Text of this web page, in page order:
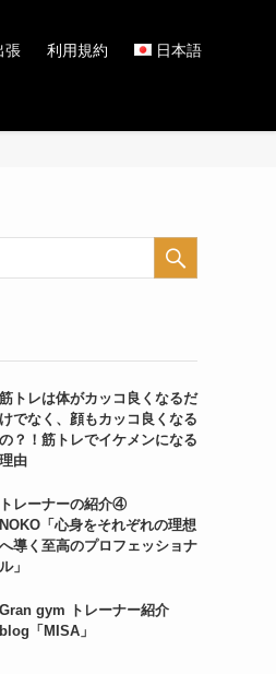
張 利用規約 日本語
筋トレは体がカッコ良くなるだ
けでなく、顔もカッコ良くなる
の？！筋トレでイケメンになる
理由
トレーナーの紹介④
NOKO「心身をそれぞれの理想
へ導く至高のプロフェッショナ
ル」
Gran gym トレーナー紹介
blog「MISA」